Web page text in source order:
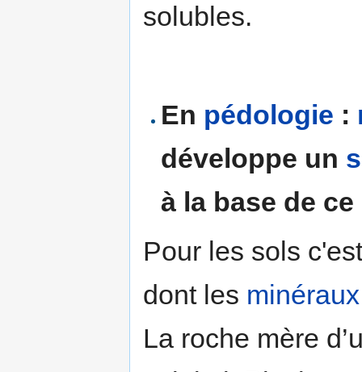
solubles.
En pédologie :
développe un
à la base de
Pour les sols
dont les minéraux
La roche mère